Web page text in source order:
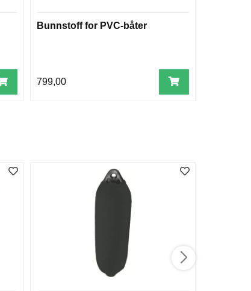
Bunnstoff for PVC-båter
799,00